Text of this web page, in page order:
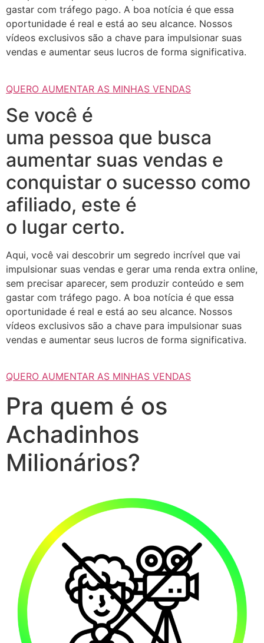
gastar com tráfego pago. A boa notícia é que essa
oportunidade é real e está ao seu alcance. Nossos
vídeos exclusivos são a chave para impulsionar suas
vendas e aumentar seus lucros de forma significativa.
QUERO AUMENTAR AS MINHAS VENDAS
Se você é
uma pessoa que busca
aumentar suas vendas e
conquistar o sucesso como
afiliado, este é
o lugar certo.
Aqui, você vai descobrir um segredo incrível que vai
impulsionar suas vendas e gerar uma renda extra online,
sem precisar aparecer, sem produzir conteúdo e sem
gastar com tráfego pago. A boa notícia é que essa
oportunidade é real e está ao seu alcance. Nossos
vídeos exclusivos são a chave para impulsionar suas
vendas e aumentar seus lucros de forma significativa.
QUERO AUMENTAR AS MINHAS VENDAS
Pra quem é os
Achadinhos
Milionários?